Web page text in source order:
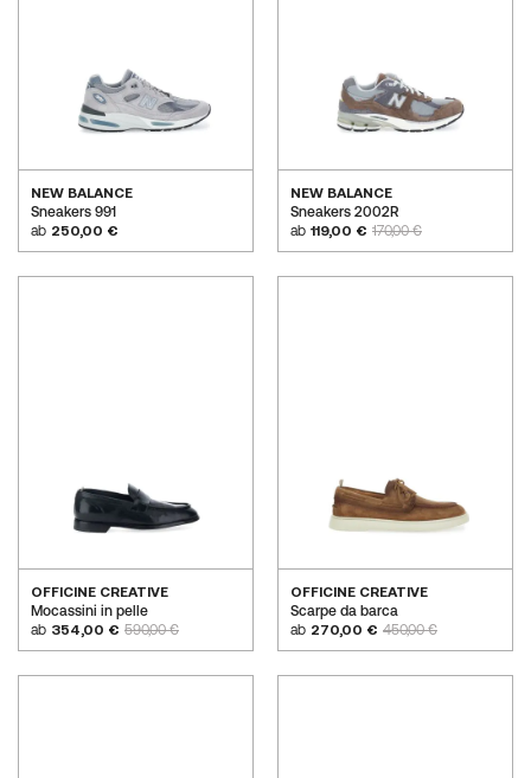
NEW BALANCE
Sneakers 991
ab 250,00 €
NEW BALANCE
Sneakers 2002R
ab 119,00 € 170,00 €
OFFICINE CREATIVE
Mocassini in pelle
ab 354,00 € 590,00 €
OFFICINE CREATIVE
Scarpe da barca
ab 270,00 € 450,00 €